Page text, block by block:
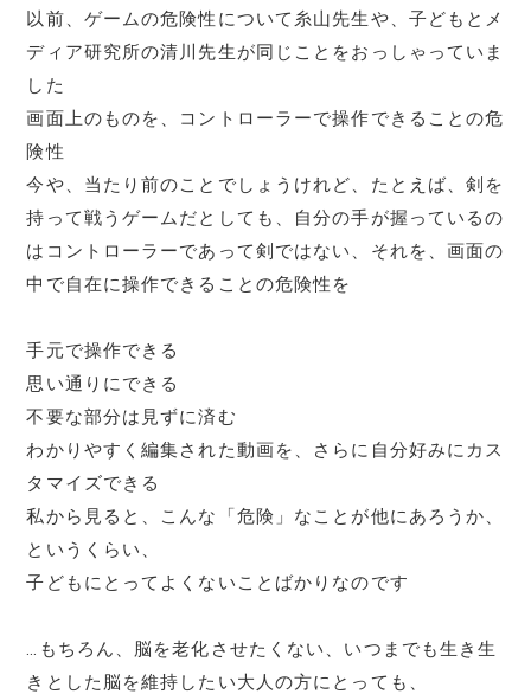
以前、ゲームの危険性について糸山先生や、子どもとメ
ディア研究所の清川先生が同じことをおっしゃっていま
した
画面上のものを、コントローラーで操作できることの危
険性
今や、当たり前のことでしょうけれど、たとえば、剣を
持って戦うゲームだとしても、自分の手が握っているの
はコントローラーであって剣ではない、それを、画面の
中で自在に操作できることの危険性を
手元で操作できる
思い通りにできる
不要な部分は見ずに済む
わかりやすく編集された動画を、さらに自分好みにカス
タマイズできる
私から見ると、こんな「危険」なことが他にあろうか、
というくらい、
子どもにとってよくないことばかりなのです
…もちろん、脳を老化させたくない、いつまでも生き生
きとした脳を維持したい大人の方にとっても、